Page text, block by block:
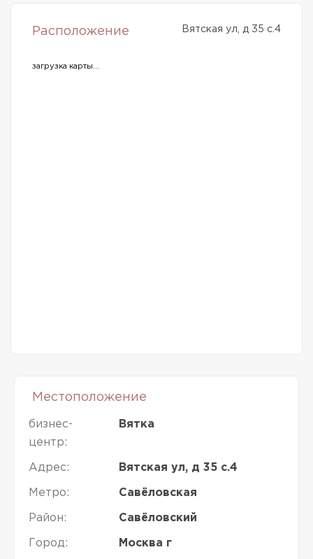
Расположение Вятская ул, д 35 с.4
загрузка карты...
Местоположение
бизнес-
центр:
Вятка
Адрес: Вятская ул, д 35 с.4
Метро: Савёловская
Район: Савёловский
Город: Москва г